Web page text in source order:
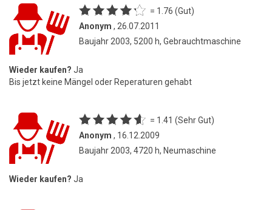
= 1.76 (Gut)
Anonym , 26.07.2011
Baujahr 2003, 5200 h, Gebrauchtmaschine
Wieder kaufen? Ja
Bis jetzt keine Mängel oder Reperaturen gehabt
= 1.41 (Sehr Gut)
Anonym , 16.12.2009
Baujahr 2003, 4720 h, Neumaschine
Wieder kaufen? Ja